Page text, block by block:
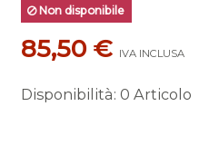
Non disponibile
85,50 € IVA INCLUSA
Disponibilità: 0 Articolo